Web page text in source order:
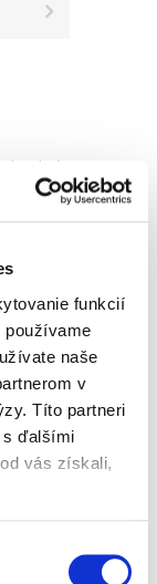
funkcií
používame
naše
v
Títo partneri
s ďalšími
vás získali,
úpravu,
rovine.
no
pri